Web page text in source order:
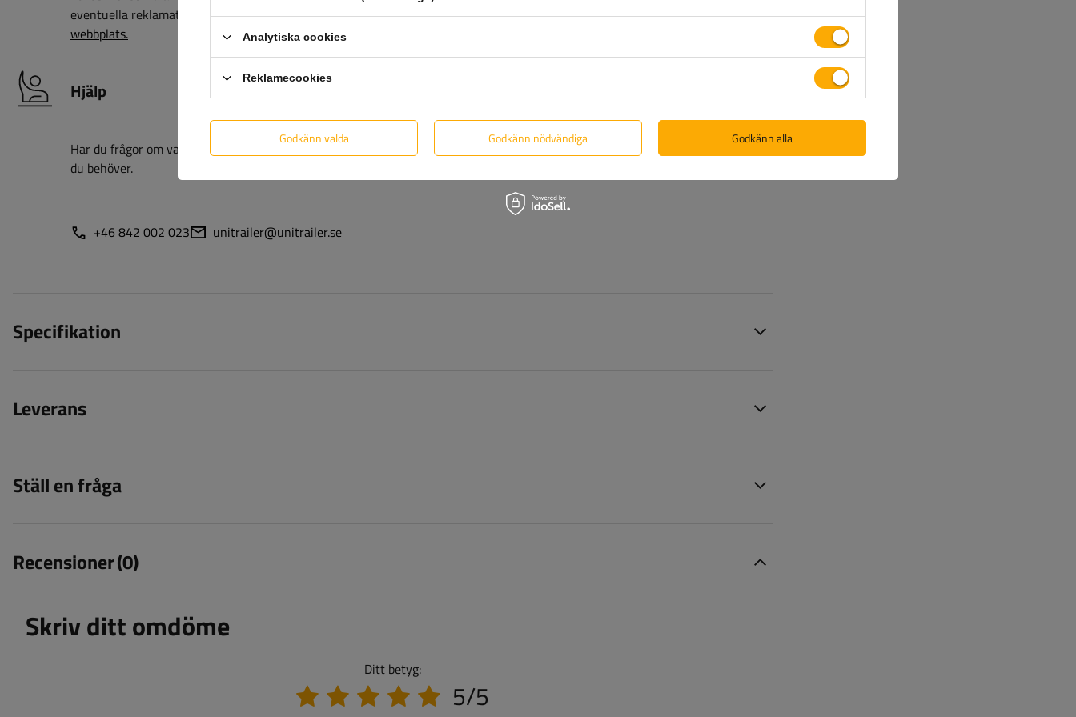
eventuella reklamationer så mycket som möjligt – allt du behöver göra är attfyll i och skicka in formuläret som finns på vår
webbplats.
Hjälp
Har du frågor om valet eller användningen av våra produkter? Kontakta oss! Unitrailers specialister ger dig gärna all information
du behöver.
+46 842 002 023 unitrailer@unitrailer.se
Specifikation
Leverans
Ställ en fråga
Recensioner(0)
Skriv ditt omdöme
Ditt betyg:
5/5
Analytiska cookies
Reklamecookies
Godkänn valda Godkänn nödvändiga Godkänn alla